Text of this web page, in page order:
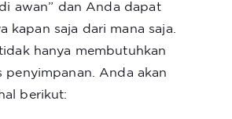
awan” dan Anda dapat
kapan saja dari mana saja.
hanya membutuhkan
penyimpanan. Anda akan
berikut: